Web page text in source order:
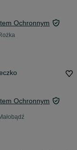
Ochronnym
Ochronnym